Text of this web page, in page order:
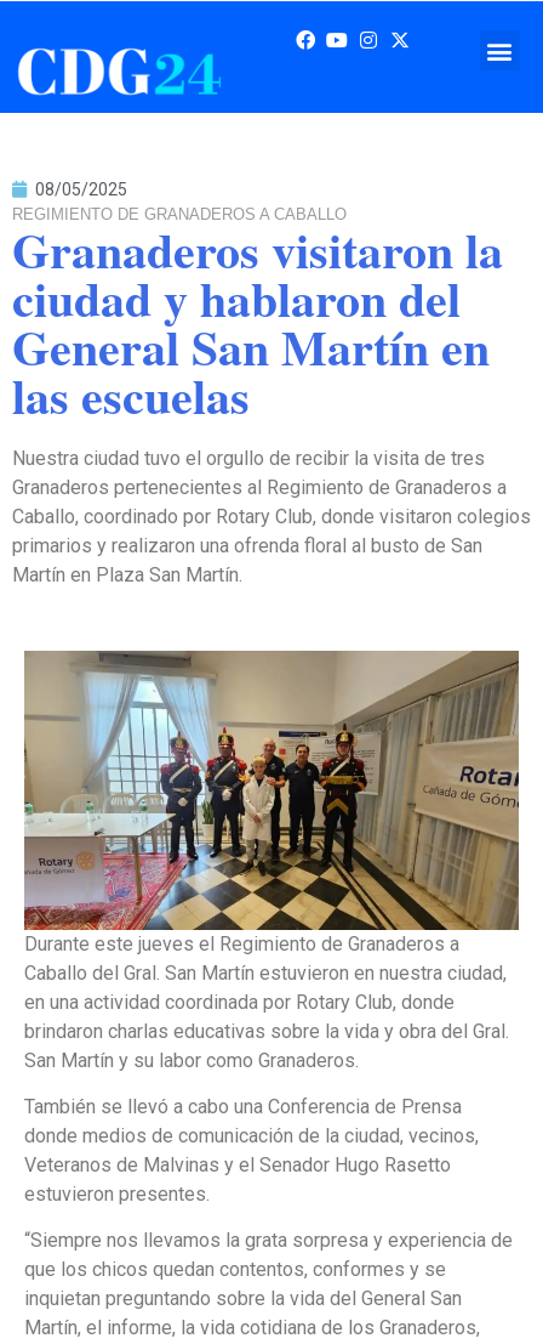
08/05/2025
REGIMIENTO DE GRANADEROS A CABALLO
Granaderos visitaron la
ciudad y hablaron del
General San Martín en
las escuelas
Nuestra ciudad tuvo el orgullo de recibir la visita de tres
Granaderos pertenecientes al Regimiento de Granaderos a
Caballo, coordinado por Rotary Club, donde visitaron colegios
primarios y realizaron una ofrenda floral al busto de San
Martín en Plaza San Martín.
Durante este jueves el Regimiento de Granaderos a
Caballo del Gral. San Martín estuvieron en nuestra ciudad,
en una actividad coordinada por Rotary Club, donde
brindaron charlas educativas sobre la vida y obra del Gral.
San Martín y su labor como Granaderos.
También se llevó a cabo una Conferencia de Prensa
donde medios de comunicación de la ciudad, vecinos,
Veteranos de Malvinas y el Senador Hugo Rasetto
estuvieron presentes.
“Siempre nos llevamos la grata sorpresa y experiencia de
que los chicos quedan contentos, conformes y se
inquietan preguntando sobre la vida del General San
Martín, el informe, la vida cotidiana de los Granaderos,